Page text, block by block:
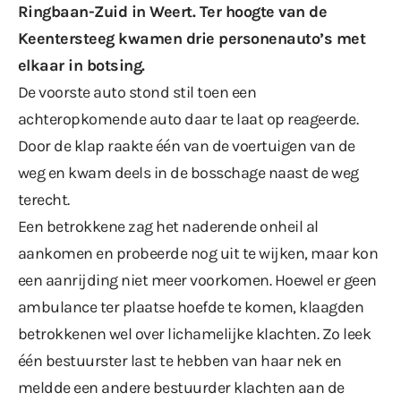
Ringbaan-Zuid in Weert. Ter hoogte van de
Keentersteeg kwamen drie personenauto’s met
elkaar in botsing.
De voorste auto stond stil toen een
achteropkomende auto daar te laat op reageerde.
Door de klap raakte één van de voertuigen van de
weg en kwam deels in de bosschage naast de weg
terecht.
Een betrokkene zag het naderende onheil al
aankomen en probeerde nog uit te wijken, maar kon
een aanrijding niet meer voorkomen. Hoewel er geen
ambulance ter plaatse hoefde te komen, klaagden
betrokkenen wel over lichamelijke klachten. Zo leek
één bestuurster last te hebben van haar nek en
meldde een andere bestuurder klachten aan de